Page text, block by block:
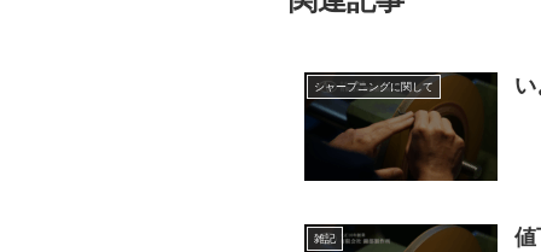
シャープニングに関して
雑記 値